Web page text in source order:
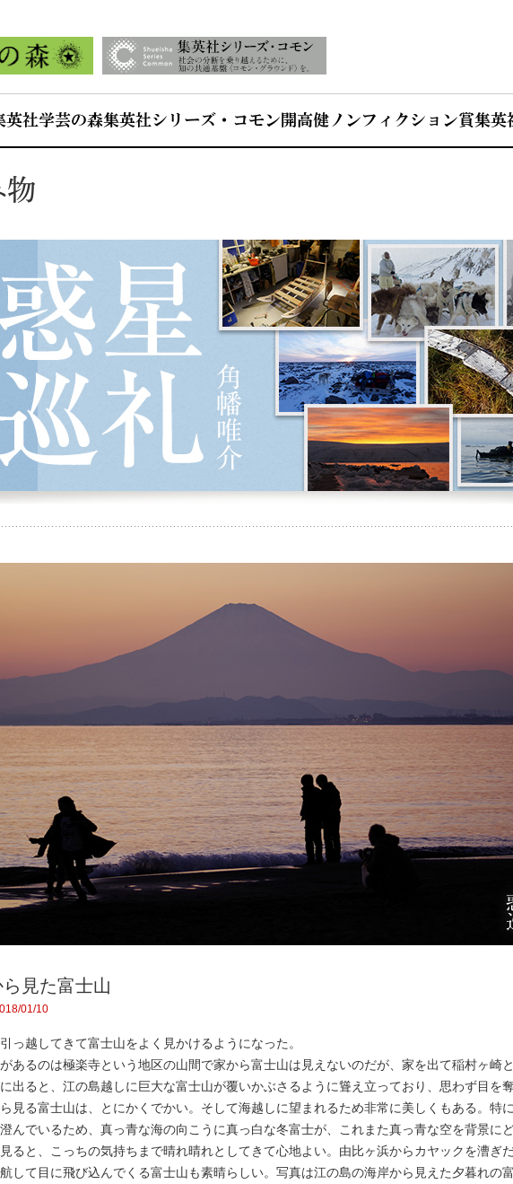
英社学芸の森集英社シリーズ・コモン 開高健ノンフィクション賞集英
物
見た富士山
01/10
っ越してきて富士山をよく見かけるようになった。
あるのは極楽寺という地区の山間で家から富士山は見えないのだが、家を出て稲村ヶ崎
出ると、江の島越しに巨大な富士山が覆いかぶさるように聳え立っており、思わず目を奪
見る富士山は、とにかくでかい。そして海越しに望まれるため非常に美しくもある。特
んでいるため、真っ青な海の向こうに真っ白な冬富士が、これまた真っ青な空を背景に
ると、こっちの気持ちまで晴れ晴れとしてきて心地よい。由比ヶ浜からカヤックを漕ぎ
して目に飛び込んでくる富士山も素晴らしい。写真は江の島の海岸から見えた夕暮れの